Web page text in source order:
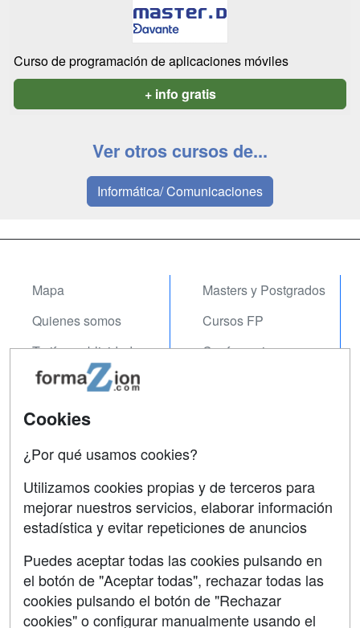
Curso de programación de aplicaciones móviles
+ info gratis
Ver otros cursos de...
Informática/ Comunicaciones
Mapa
Quienes somos
Tarifas publicidad
Acceso Usuarios
Acceso Centros
Masters y Postgrados
Cursos FP
Conferencias
Contactar
Confidencialidad
Aviso legal
Copyleft
Cookies
¿Por qué usamos cookies?
Utilizamos cookies propias y de terceros para
mejorar nuestros servicios, elaborar información
estadística y evitar repeticiones de anuncios
Puedes aceptar todas las cookies pulsando en
el botón de "Aceptar todas", rechazar todas las
cookies pulsando el botón de "Rechazar
cookies" o configurar manualmente usando el